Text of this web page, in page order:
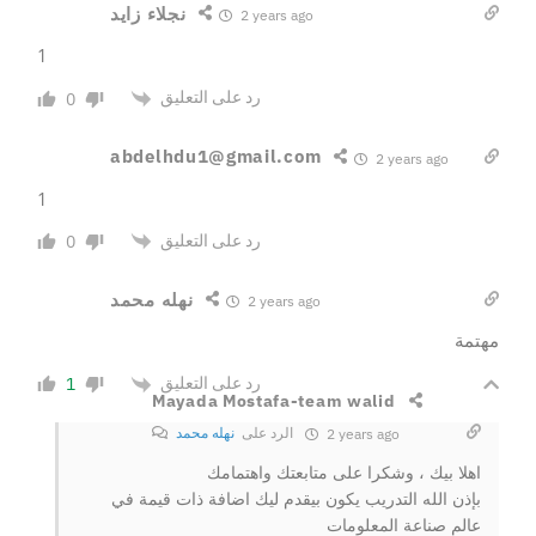
نجلاء زايد 2 years ago
1
0 رد على التعليق
abdelhdu1@gmail.com 2 years ago
1
0 رد على التعليق
نهله محمد 2 years ago
مهتمة
1 رد على التعليق
Mayada Mostafa-team walid
الرد على نهله محمد 2 years ago
اهلا بيك ، وشكرا على متابعتك واهتمامك
بإذن الله التدريب يكون بيقدم ليك اضافة ذات قيمة في
عالم صناعة المعلومات